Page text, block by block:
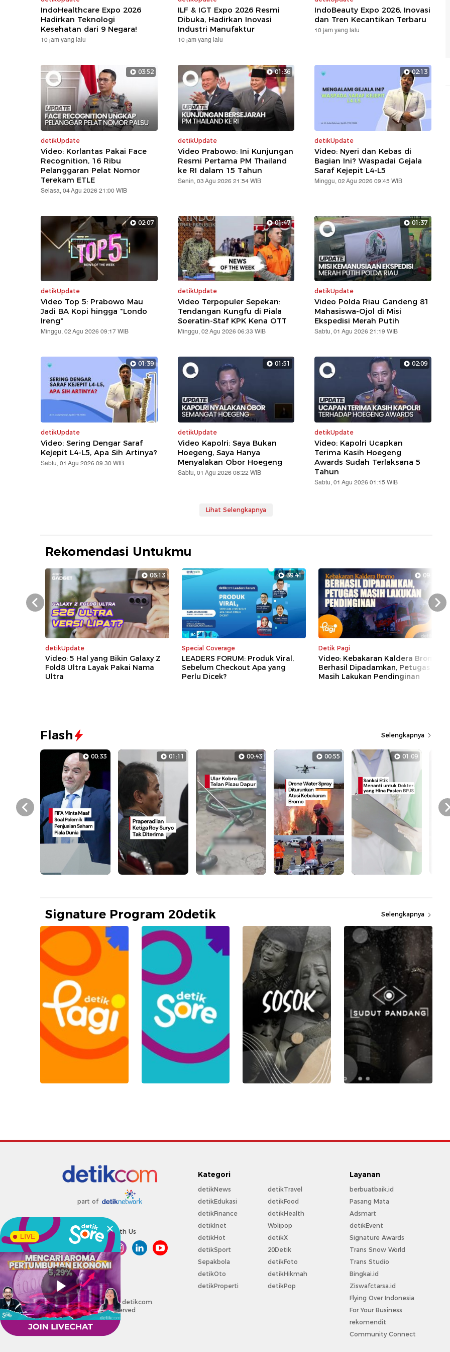
LIVE
IndoHealthcare Expo 2026
Hadirkan Teknologi
Kesehatan dari 9 Negara!
10 jam yang lalu
ILF & IGT Expo 2026 Resmi
Dibuka, Hadirkan Inovasi
Industri Manufaktur
10 jam yang lalu
IndoBeauty Expo 2026, Inovasi
dan Tren Kecantikan Terbaru
10 jam yang lalu
03:52
detikUpdate
Video: Korlantas Pakai Face
Recognition, 16 Ribu
Pelanggaran Pelat Nomor
Terekam ETLE
Selasa, 04 Agu 2026 21:00 WIB
01:36
detikUpdate
Video Prabowo: Ini Kunjungan
Resmi Pertama PM Thailand
ke RI dalam 15 Tahun
Senin, 03 Agu 2026 21:54 WIB
02:13
detikUpdate
Video: Nyeri dan Kebas di
Bagian Ini? Waspadai Gejala
Saraf Kejepit L4-L5
Minggu, 02 Agu 2026 09:45 WIB
02:07
detikUpdate
Video Top 5: Prabowo Mau
Jadi BA Kopi hingga "Londo
Ireng"
Minggu, 02 Agu 2026 09:17 WIB
01:47
detikUpdate
Video Terpopuler Sepekan:
Tendangan Kungfu di Piala
Soeratin-Staf KPK Kena OTT
Minggu, 02 Agu 2026 06:33 WIB
01:37
detikUpdate
Video Polda Riau Gandeng 81
Mahasiswa-Ojol di Misi
Ekspedisi Merah Putih
Sabtu, 01 Agu 2026 21:19 WIB
01:39
detikUpdate
Video: Sering Dengar Saraf
Kejepit L4-L5, Apa Sih Artinya?
Sabtu, 01 Agu 2026 09:30 WIB
01:51
detikUpdate
Video Kapolri: Saya Bukan
Hoegeng, Saya Hanya
Menyalakan Obor Hoegeng
Sabtu, 01 Agu 2026 08:22 WIB
02:09
detikUpdate
Video: Kapolri Ucapkan
Terima Kasih Hoegeng
Awards Sudah Terlaksana 5
Tahun
Sabtu, 01 Agu 2026 01:15 WIB
Lihat Selengkapnya
Rekomendasi Untukmu
06:13
detikUpdate
Video: 5 Hal yang Bikin Galaxy Z
Fold8 Ultra Layak Pakai Nama
Ultra
39:41
Special Coverage
LEADERS FORUM: Produk Viral,
Sebelum Checkout Apa yang
Perlu Dicek?
09:18
Detik Pagi
Video: Kebakaran Kaldera Bromo
Berhasil Dipadamkan, Petugas
Masih Lakukan Pendinginan
Prev Next
Flash Selengkapnya
00:33 01:11 00:43 00:55 01:09
Prev
Signature Program 20detik Selengkapnya
part of
Connect With Us
Copyright @ 2026 detikcom.
All right reserved
Kategori
detikNews
detikEdukasi
detikFinance
detikInet
detikHot
detikSport
Sepakbola
detikOto
detikProperti
detikTravel
detikFood
detikHealth
Wolipop
detikX
20Detik
detikFoto
detikHikmah
detikPop
Layanan
berbuatbaik.id
Pasang Mata
Adsmart
detikEvent
Signature Awards
Trans Snow World
Trans Studio
Bingkai.id
Ziswafctarsa.id
Flying Over Indonesia
For Your Business
rekomendit
Community Connect